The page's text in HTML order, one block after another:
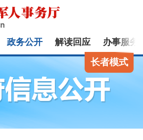
政务公开 解读回应 办事服务
长者模式